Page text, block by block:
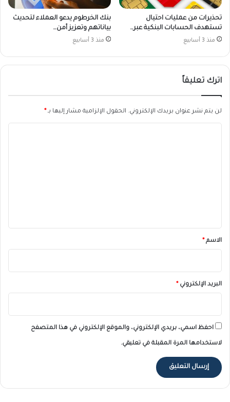
تحذيرات من عمليات احتيال
تستهدف الحسابات البنكية عبر…
منذ 3 أسابيع
بنك الخرطوم يدعو العملاء لتحديث
بياناتهم وتعزيز أمن…
منذ 3 أسابيع
اترك تعليقاً
لن يتم نشر عنوان بريدك الإلكتروني. الحقول الإلزامية مشار إليها بـ *
*الاسم *
البريد الإلكتروني *
احفظ اسمي، بريدي الإلكتروني، والموقع الإلكتروني في هذا المتصفح
لاستخدامها المرة المقبلة في تعليقي.